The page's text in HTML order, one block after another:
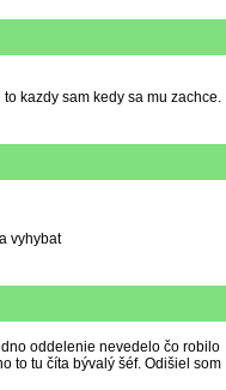
kazdy sam kedy sa mu zachce.
vyhybat
oddelenie nevedelo čo robilo
to tu číta bývalý šéf. Odišiel som